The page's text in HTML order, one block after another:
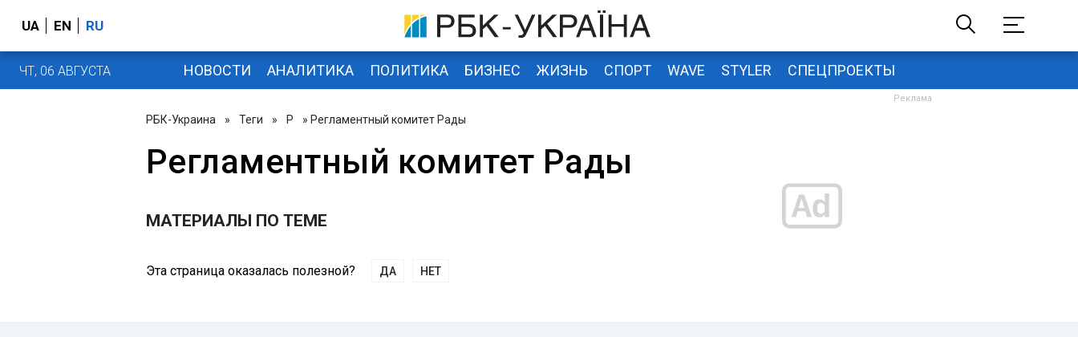
UA EN RU
ЧТ, 06 АВГУСТА НОВОСТИ АНАЛИТИКА ПОЛИТИКА БИЗНЕС ЖИЗНЬ СПОРТ WAVE STYLER СПЕЦПРОЕКТЫ
РБК-Украина » Теги » Р » Регламентный комитет Рады
Регламентный комитет Рады
МАТЕРИАЛЫ ПО ТЕМЕ
Эта страница оказалась полезной? ДА НЕТ